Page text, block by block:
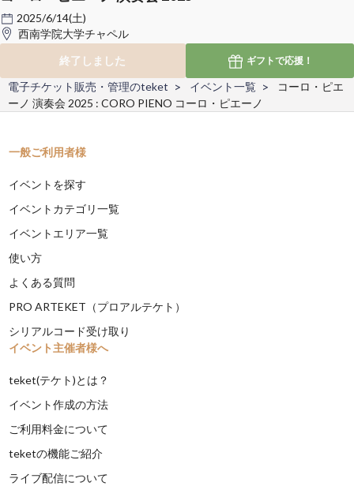
2025/6/14(土)
西南学院大学チャペル
終了しました
ギフトで応援！
電子チケット販売・管理のteket イベント一覧
コーロ・ピエ
ーノ 演奏会 2025 : CORO PIENO コーロ・ピエーノ
一般ご利用者様
イベントを探す
イベントカテゴリ一覧
イベントエリア一覧
使い方
よくある質問
PRO ARTEKET（プロアルテケト）
シリアルコード受け取り
イベント主催者様へ
teket(テケト)とは？
イベント作成の方法
ご利用料金について
teketの機能ご紹介
ライブ配信について